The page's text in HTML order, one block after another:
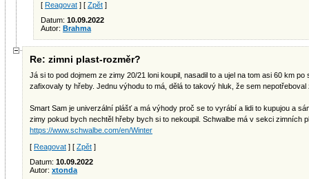
[ Reagovat ] [ Zpět ]
Datum: 10.09.2022
Autor: Brahma
Re: zimni plast-rozměr?
Já si to pod dojmem ze zimy 20/21 loni koupil, nasadil to a ujel na tom asi 60 km
zafixovaly ty hřeby. Jednu výhodu to má, dělá to takový hluk, že sem
Smart Sam je univerzální plášť a má výhody proč se to vyrábí a lidi to kupujou a
zimy pokud bych nechtěl hřeby bych si to nekoupil. Schwalbe má v sekci zimních
https://www.schwalbe.com/en/Winter
[ Reagovat ] [ Zpět ]
Datum: 10.09.2022
Autor: xtonda